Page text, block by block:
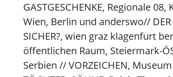
GASTGESCHENKE, Regionale
Wien, Berlin und anderswo//
SICHER?, wien graz klagenfurt
öffentlichen Raum, Steiermark-
Serbien // VORZEICHEN,